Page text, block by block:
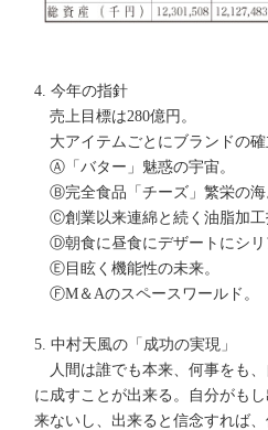
4. 今年の指針
売上目標は280億円。
大アイテムごとにブランドの確
Ⓐ「バター」魅惑の宇宙。
Ⓑ完全食品「チーズ」繁栄の海
Ⓒ創業以来連綿と続く油脂加工
Ⓓ朝食に昼食にデザートにシリ
Ⓔ目眩く機能性の未来。
ⒻM＆Aのスペースワールド。
5. 中村天風の「成功の実現」
人間は誰でも本来、何事をも、
に成すことが出来る。自分がも
来ないし、出来ると信念すれば